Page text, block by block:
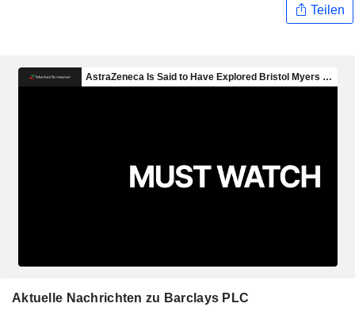
Teilen
Aktuelle Nachrichten zu Barclays PLC